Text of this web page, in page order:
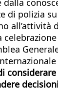
dalla
di polizia
decisioni